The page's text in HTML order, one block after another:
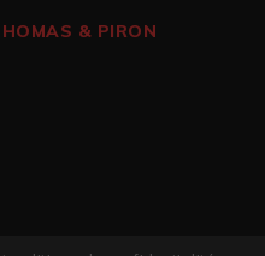
& PIRON